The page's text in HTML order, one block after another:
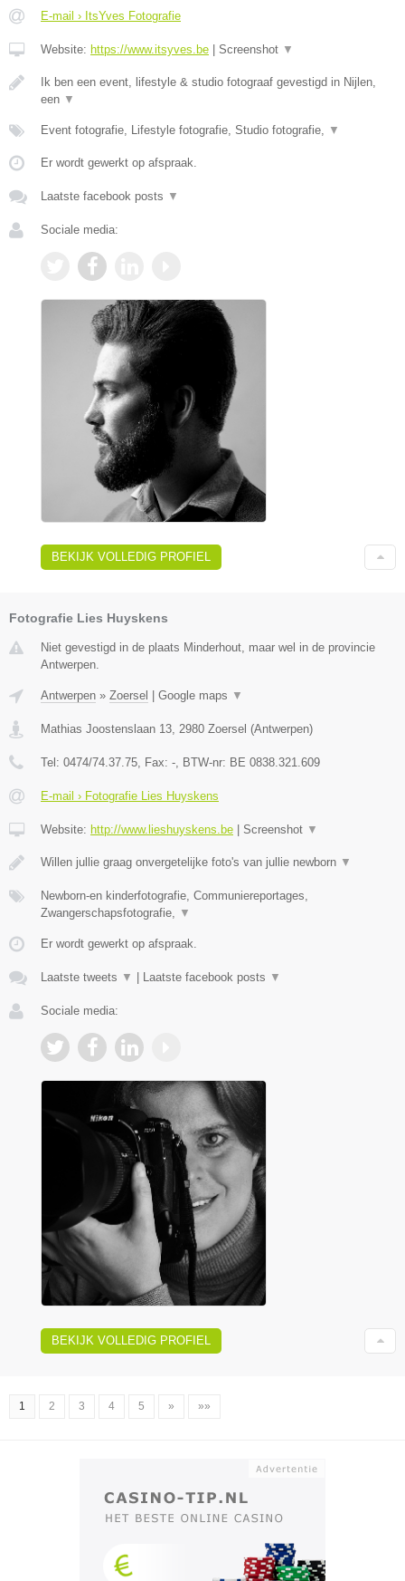
E-mail › ItsYves Fotografie
Website: https://www.itsyves.be Screenshot ▼
Ik ben een event, lifestyle & studio fotograaf gevestigd in Nijlen,
een ▼
Event fotografie, Lifestyle fotografie, Studio fotografie, ▼
Er wordt gewerkt op afspraak.
Laatste facebook posts ▼
Sociale media:
BEKIJK VOLLEDIG PROFIEL
Fotografie Lies Huyskens
Niet gevestigd in de plaats Minderhout, maar wel in de provincie
Antwerpen.
Antwerpen » Zoersel Google maps ▼
Mathias Joostenslaan 13 2980 Zoersel (Antwerpen)
Tel: 0474/74.37.75 , Fax: - , BTW-nr: BE 0838.321.609
E-mail › Fotografie Lies Huyskens
Website: http://www.lieshuyskens.be Screenshot ▼
Willen jullie graag onvergetelijke foto's van jullie newborn ▼
Newborn-en kinderfotografie, Communiereportages,
Zwangerschapsfotografie,
▼
Er wordt gewerkt op afspraak.
Laatste tweets ▼ Laatste facebook posts ▼
Sociale media:
BEKIJK VOLLEDIG PROFIEL
1 2 3 4 5 » »»